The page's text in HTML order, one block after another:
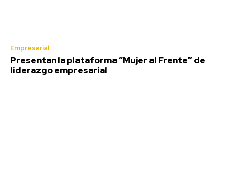
Empresarial
Presentan la plataforma “Mujer al Frente” de
liderazgo empresarial